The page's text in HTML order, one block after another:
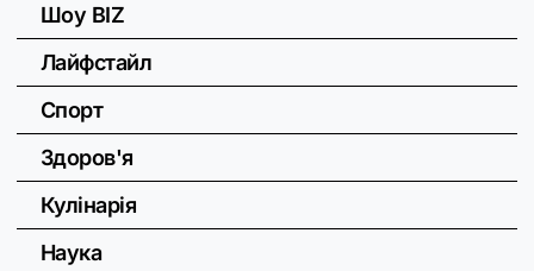
Шоу BIZ
Лайфстайл
Спорт
Здоров'я
Кулінарія
Наука